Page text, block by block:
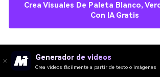
Crea Visuales De Paleta Blanco,
Con IA Gratis
10) Rayo de Oliva
Generador de videos
Crea videos fácilmente a partir de texto o imágenes